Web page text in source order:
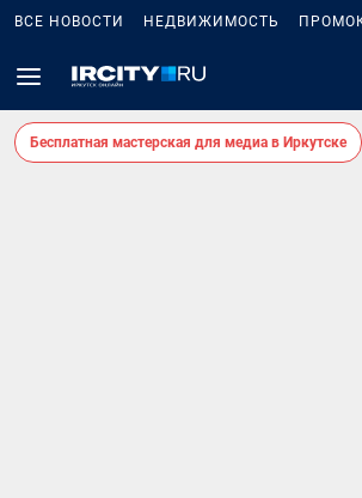
ВСЕ НОВОСТИ НЕДВИЖИМОСТЬ
Бесплатная мастерская для медиа в Иркутске